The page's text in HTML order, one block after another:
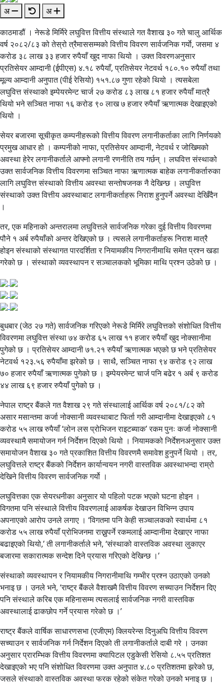
अ
अ
काठमाडौं । नेरूडे मिर्मिरे लघुवित्त वित्तीय संस्थाले गत वैशाख ३० गते चालु आर्थिक
वर्ष २०८२/८३ को तेस्रो त्रैमाससम्मको वित्तीय विवरण सार्वजनिक गर्याे, जसमा ४
करोड ३८ लाख ३३ हजार रुपैयाँ खुद नाफा थियो । उक्त विवरणअनुसार
प्रतिसेयर आम्दानी (ईपीएस) ४.१८ रुपैयाँ, प्रतिसेयर नेटवर्थ १८०.१० रुपैयाँ तथा
मूल्य आम्दानी अनुपात (पीई रेसियो) १५१.८७ गुणा रहेको थियो । त्यसबेला
लघुवित्त संस्थाको इम्पेयरमेन्ट चार्ज २७ करोड ८३ लाख ८१ हजार रुपैयाँ मात्रै
थियो भने सञ्चित नाफा १६ करोड ९० लाख ७ हजार रुपैयाँ ऋणात्मक देखाइएको
थियो ।
सेयर बजारमा सूचीकृत कम्पनीहरूको वित्तीय विवरण लगानीकर्ताका लागि निर्णयको
प्रमुख आधार हो । कम्पनीको नाफा, प्रतिसेयर आम्दानी, नेटवर्थ र जोखिमको
अवस्था हेरेर लगानीकर्ताले आफ्नो लगानी रणनीति तय गर्छन् । लघवित्त संस्थाको
उक्त सार्वजनिक वित्तीय विवरणमा सञ्चित नाफा ऋणात्मक बाहेक लगानीकर्तारुका
लागि लघुवित्त संस्थाको वित्तीय अवस्था सन्तोषजनक नै देखिन्छ । लघुवित्त
संस्थाको उक्त वित्तीय अवस्थाबाट लगानीकर्ताहरू निराश हुनुपर्ने अवस्था देखिँदैन
।
तर, एक महिनाको अन्तरालमा लघुवित्तले सार्वजनिक गरेका दुई वित्तीय विवरणमा
पौने १ अर्ब रुपैयाँको अन्तर देखिएको छ । त्यसले लगानीकर्ताहरू निराश मात्रै
होइन संस्थाको संस्थागत पारदर्शिता र नियामकीय निगरानीमाथि समेत प्रश्न खडा
गरेको छ । संस्थाको व्यवस्थापन र सञ्चालकको भूमिका माथि प्रश्न उठेको छ ।
बुधबार (जेठ २७ गते) सार्वजनिक गरिएको नेरूडे मिर्मिरे लघुवित्तको संशोधित वित्तीय
विवरणमा लघुवित्त संस्था ७४ करोड ६५ लाख ११ हजार रुपैयाँ खुद नोक्सानीमा
पुगेको छ । प्रतिसेयर आम्दानी ७१.२१ रुपैयाँ ऋणात्मक भएको छ भने प्रतिसेयर
नेटवर्थ १२३.५६ रुपैयाँमा झरेको छ । साथै, सञ्चित नाफा ९४ करोड ९२ लाख
७० हजार रुपैयाँ ऋणात्मक पुगेको छ । इम्पेयरमेन्ट चार्ज पनि बढेर १ अर्ब ९ करोड
४४ लाख ६९ हजार रुपैयाँ पुगेको छ ।
नेपाल राष्ट्र बैंकले गत वैशाख २९ गते संस्थालाई आर्थिक वर्ष २०८१/८२ को
असार मसान्तमा कर्जा नोक्सानी व्यवस्थाबाट फिर्ता गरी आम्दानीमा देखाइएको ८१
करोड ५५ लाख रुपैयाँ ‘लोन लस प्रोभिजन राइटब्याक’ रकम पुनः कर्जा नोक्सानी
व्यवस्थामै समायोजन गर्न निर्देशन दिएको थियो । नियामकको निर्देशनअनुसार उक्त
समायोजन वैशाख ३० गते प्रकाशित वित्तीय विवरणमै समावेश हुनुपर्ने थियो । तर,
लघुवित्तले राष्ट्र बैंकको निर्देशन कार्यान्वयन नगरी वास्तविक अवस्थाभन्दा राम्रो
देखिने वित्तीय विवरण सार्वजनिक गर्यो ।
लघुवित्तका एक सेयरधनीका अनुसार यो पहिलो पटक भएको घटना होइन ।
विगतमा पनि संस्थाले वित्तीय विवरणलाई आकर्षक देखाउन विभिन्न उपाय
अपनाएको आरोप उनले लगाए । ‘विगतमा पनि केही सञ्चालकको स्वार्थमा ८१
करोड ५५ लाख रुपैयाँ प्रोभिजनमा राख्नुपर्ने रकमलाई आम्दानीमा देखाएर नाफा
बढाइएको थियो,’ ती लगानीकर्ताले भने, ‘संस्थाको वास्तविक अवस्था लुकाएर
बजारमा सकारात्मक सन्देश दिने प्रयास गरिएको देखिन्छ ।’
संस्थाको व्यवस्थापन र नियामकीय निगरानीमाथि गम्भीर प्रश्न उठाएको उनको
भनाइ छ । उनले भने, ‘राष्ट्र बैंकले वैशाखमै वित्तीय विवरण सच्याउन निर्देशन दिए
पनि संस्थाले करिब एक महिनासम्म त्यसलाई सार्वजनिक नगरी वास्तविक
अवस्थालाई ढाकछोप गर्ने प्रयास गरेको छ ।’
राष्ट्र बैंकले वार्षिक साधारणसभा (एजीएम) क्लियरेन्स दिनुअघि वित्तीय विवरण
सच्याउन र सार्वजनिक गर्न निर्देशन दिएको ती लगानीकर्ताले दाबी गरे । उनका
अनुसार प्रारम्भिक वित्तीय विवरणमा क्यापिटल एडुकेसी रेसियो ८.५५ प्रतिशत
देखाइएको भए पनि संशोधित विवरणमा उक्त अनुपात ४.८० प्रतिशतमा झरेको छ,
जसले संस्थाको वास्तविक अवस्था फरक रहेको संकेत गरेको उनको भनाइ छ ।